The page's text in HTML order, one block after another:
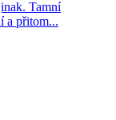
Tamní
a přitom...